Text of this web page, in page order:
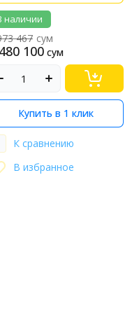
наличии
467 сум
100 сум
Купить в 1 клик
К сравнению
В избранное